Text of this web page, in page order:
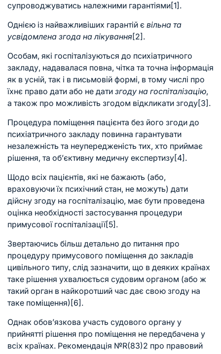
супроводжуватись належними гарантіями[1] .
Однією із найважливіших гарантій є вільна та
усвідомлена згода на лікування[2] .
Особам, які госпіталізуються до психіатричного
закладу, надавалася повна, чітка та точна інформація
як в усній, так і в письмовій формі, в тому числі про
їхнє право дати або не дати згоду на госпіталізацію,
а також про можливість згодом відкликати згоду[3] .
Процедура поміщення пацієнта без його згоди до
психіатричного закладу повинна гарантувати
незалежність та неупередженість тих, хто приймає
рішення, та об’єктивну медичну експертизу[4] .
Щодо всіх пацієнтів, які не бажають (або,
враховуючи їх психічний стан, не можуть) дати
дійсну згоду на госпіталізацію, має бути проведена
оцінка необхідності застосування процедури
примусової госпіталізації[5] .
Звертаючись більш детально до питання про
процедуру примусового поміщення до закладів
цивільного типу, слід зазначити, що в деяких країнах
таке рішення ухвалюється судовим органом (або ж
такий орган в найкоротший час дає свою згоду на
таке поміщення) [6] .
Однак обов’язкова участь судового органу у
прийнятті рішення про поміщення не передбачена у
всіх країнах. Рекомендація №R(83)2 про правовий